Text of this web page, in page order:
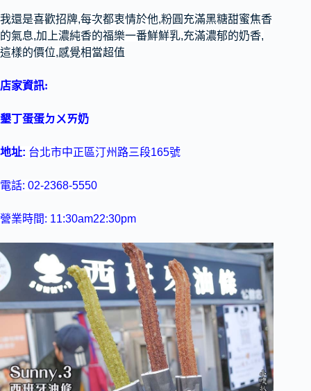
我還是喜歡招牌,每次都衷情於他,粉圓充滿黑糖甜蜜焦香
的氣息,加上濃純香的福樂一番鮮鮮乳,充滿濃郁的奶香,
這樣的價位,感覺相當超值
店家資訊:
墾丁蛋蛋ㄉㄨㄞ奶
地址: 台北市中正區汀州路三段165號
電話: 02-2368-5550
營業時間: 11:30am22:30pm